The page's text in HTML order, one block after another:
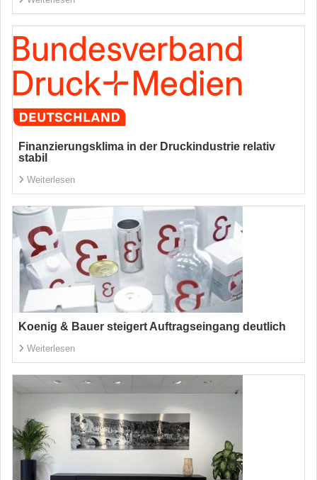
Finanzierungsklima in der Druckindustrie relativ
stabil
Weiterlesen
Koenig & Bauer steigert Auftragseingang deutlich
Weiterlesen